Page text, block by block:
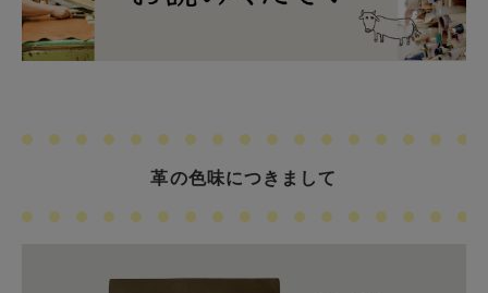
革の色味につきまして